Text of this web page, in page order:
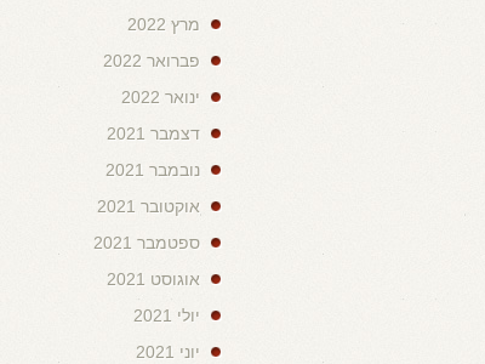
מרץ 2022
פברואר 2022
ינואר 2022
דצמבר 2021
נובמבר 2021
אוקטובר 2021
ספטמבר 2021
אוגוסט 2021
יולי 2021
יוני 2021